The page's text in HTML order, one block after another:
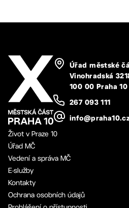
Úřad městské
Vinohradská
100 00 Praha 10
267 093 111
Život v Praze 10
Úřad MČ
Vedení a správa MČ
E-služby
Kontakty
Ochrana osobních údajů